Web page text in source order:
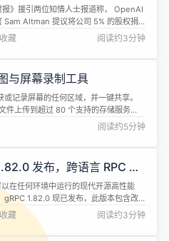
审核机制，实现...
报》援引两位知情人士报道称， OpenAI
Sam Altman 提议将公司 5% 的股权捐
国主权财富基金。 根据该提议，其他 AI
赠类似股份，但具体细节仍存在诸多疑
款旨在&ldquo;确保与政府保持良好关
六月份曾报道过类...
收藏 阅读约3分钟
与屏幕录制工具
记录屏幕的任何区域，并一键共享。
件上传到超过 80 个支持的存储服务
容如下： 新增&ldquo;Background
Comparer&rdquo;工具。 除了
阅读约5分钟
发布，跨语言 RPC 框
在任何环境中运行的现代开源高性能
gRPC 1.82.0 现已发布，此版本包含改
错误修复，主要亮点如下： Core [call
对查找和附加区域访问边界策略元数据
#41594） 在 endpoint shutdown 期间
收藏 阅读约3分钟